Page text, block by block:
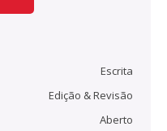
Escrita
Edição & Revisão
Aberto